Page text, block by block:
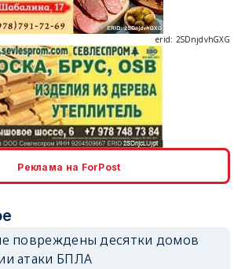
erid: 2SDnjdvhGXG
erid: 2SDnjcLUypt
Реклама на ForPost
повреждены десятки домов
атаки БПЛА